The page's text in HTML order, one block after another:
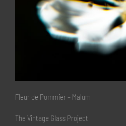
Fleur de Pommier – Malum
The Vintage Glass Project